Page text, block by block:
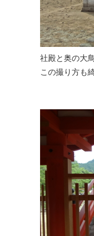
社殿と奥の大
この撮り方も